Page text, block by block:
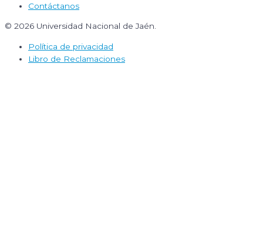
Contáctanos
© 2026 Universidad Nacional de Jaén.
Política de privacidad
Libro de Reclamaciones